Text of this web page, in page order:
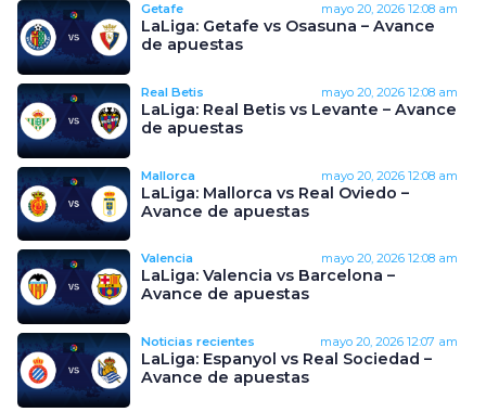
Getafe mayo 20, 2026 12:08 am
LaLiga: Getafe vs Osasuna – Avance
de apuestas
Real Betis mayo 20, 2026 12:08 am
LaLiga: Real Betis vs Levante – Avance
de apuestas
Mallorca mayo 20, 2026 12:08 am
LaLiga: Mallorca vs Real Oviedo –
Avance de apuestas
Valencia mayo 20, 2026 12:08 am
LaLiga: Valencia vs Barcelona –
Avance de apuestas
Noticias recientes mayo 20, 2026 12:07 am
LaLiga: Espanyol vs Real Sociedad –
Avance de apuestas